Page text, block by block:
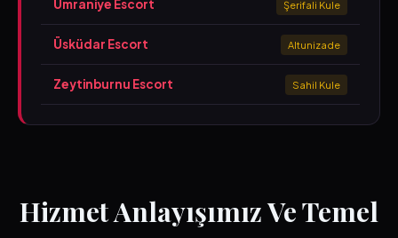
Ümraniye Escort Şerifali Kule
Üsküdar Escort Altunizade
Zeytinburnu Escort Sahil Kule
Hizmet Anlayışımız Ve Temel